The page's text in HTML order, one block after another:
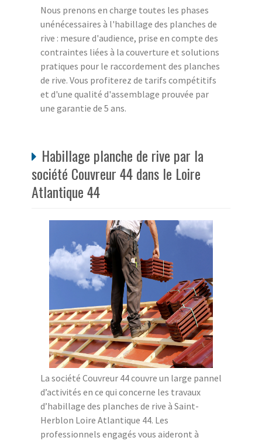
Nous prenons en charge toutes les phases
unénécessaires à l'habillage des planches de
rive : mesure d'audience, prise en compte des
contraintes liées à la couverture et solutions
pratiques pour le raccordement des planches
de rive. Vous profiterez de tarifs compétitifs
et d'une qualité d'assemblage prouvée par
une garantie de 5 ans.
Habillage planche de rive par la
société Couvreur 44 dans le Loire
Atlantique 44
La société Couvreur 44 couvre un large pannel
d’activités en ce qui concerne les travaux
d’habillage des planches de rive à Saint-
Herblon Loire Atlantique 44. Les
professionnels engagés vous aideront à